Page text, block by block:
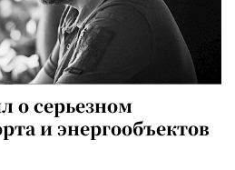
о серьезном
и энергообъектов